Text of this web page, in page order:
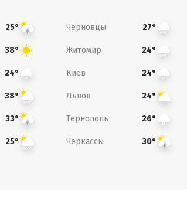
25° Черновцы 27°
38° Житомир 24°
24° Киев 24°
38° Львов 24°
33° Тернополь 26°
25° Черкассы 30°